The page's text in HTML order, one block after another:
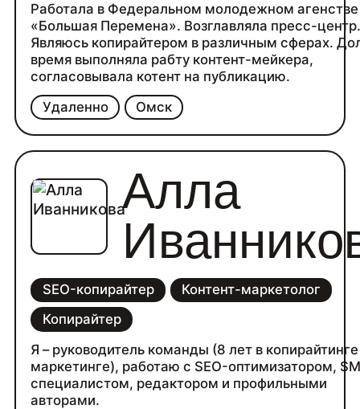
Удаленно Омск
Работала в Федеральном молодежном
«Большая Перемена». Возглавляла пресс-
Являюсь копирайтером в различным сферах.
время выполняла рабту контент-мейкера,
согласовывала котент на публикацию.
Алла
SEO-копирайтер
Контент-маркетолог
Копирайтер
Я – руководитель команды (8 лет в
маркетинге), работаю с SEO-оптимизатором,
специалистом, редактором и профильными
авторами.